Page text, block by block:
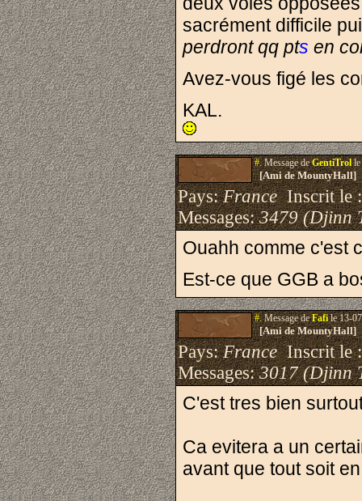
sacrément difficile
perdront qq pts en
Avez-vous figé les
KAL.
#.Message deGentiTrolle
[Ami de MountyHall]
Pays:FranceInscrit le
Messages:3479 (Djinn
Ouahh comme c'est
Est-ce que GGB a
#.Message deFafile 13-
[Ami de MountyHall]
Pays:FranceInscrit le
Messages:3017 (Djinn
C'est tres bien
Ca evitera a un
avant que tout soit